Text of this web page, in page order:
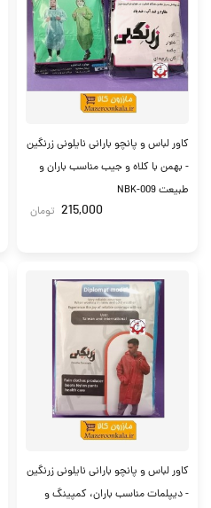
کاور لباس و پانچو بارانی نایلونی زرنگین
- بهمن با کلاه و جیب مناسب باران و
طبیعت NBK-009
215,000 تومان
کاور لباس و پانچو بارانی نایلونی زرنگین
- دیپلمات مناسب باران، کمپینگ و